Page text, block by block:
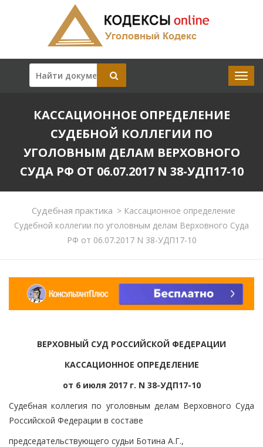
КАССАЦИОННОЕ ОПРЕДЕЛЕНИЕ
СУДЕБНОЙ КОЛЛЕГИИ ПО
УГОЛОВНЫМ ДЕЛАМ ВЕРХОВНОГО
СУДА РФ ОТ 06.07.2017 N 38-УДП17-10
Судебная практика > Кассационное определение
Судебной коллегии по уголовным делам Верховного Суда
РФ от 06.07.2017 N 38-УДП17-10
ВЕРХОВНЫЙ СУД РОССИЙСКОЙ ФЕДЕРАЦИИ
КАССАЦИОННОЕ ОПРЕДЕЛЕНИЕ
от 6 июля 2017 г. N 38-УДП17-10
Судебная коллегия по уголовным делам Верховного Суда
Российской Федерации в составе
председательствующего судьи Ботина А.Г.,